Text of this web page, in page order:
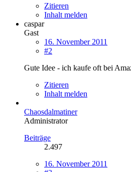
Zitieren
Inhalt melden
caspar
Gast
16. November 2011
#2
Gute Idee - ich kaufe oft bei
Zitieren
Inhalt melden
Chaosdalmatiner
Administrator
Beiträge
2.497
16. November 2011